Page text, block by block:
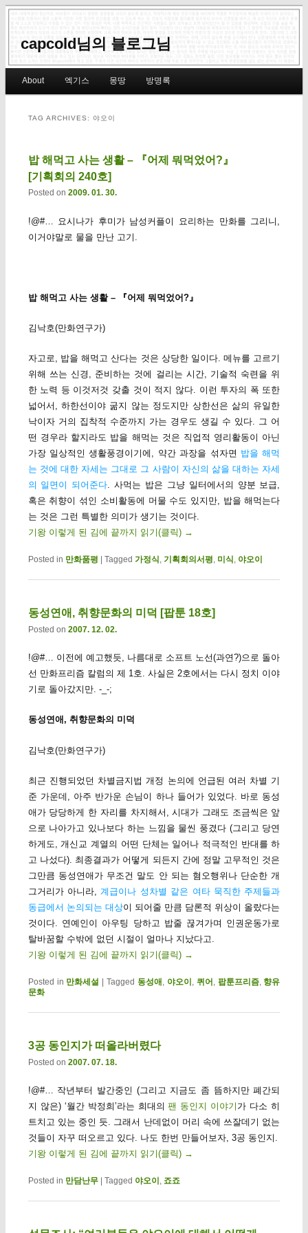
capcold님의 블로그님
Skip to primary content
Skip to secondary content
About 엑기스 몽땅 방명록
TAG ARCHIVES: 야오이
밥 해먹고 사는 생활 – 『어제 뭐먹었어?』
[기획회의 240호]
Posted on 2009. 01. 30.
!@#… 요시나가 후미가 남성커플이 요리하는 만화를 그리니,
이거야말로 물을 만난 고기.
밥 해먹고 사는 생활 – 『어제 뭐먹었어?』
김낙호(만화연구가)
자고로, 밥을 해먹고 산다는 것은 상당한 일이다. 메뉴를 고르기
위해 쓰는 신경, 준비하는 것에 걸리는 시간, 기술적 숙련을 위
한 노력 등 이것저것 갖출 것이 적지 않다. 이런 투자의 폭 또한
넓어서, 하한선이야 굶지 않는 정도지만 상한선은 삶의 유일한
낙이자 거의 집착적 수준까지 가는 경우도 생길 수 있다. 그 어
떤 경우라 할지라도 밥을 해먹는 것은 직업적 영리활동이 아닌
가장 일상적인 생활풍경이기에, 약간 과장을 섞자면 밥을 해먹
는 것에 대한 자세는 그대로 그 사람이 자신의 삶을 대하는 자세
의 일면이 되어준다. 사먹는 밥은 그냥 일터에서의 양분 보급,
혹은 취향이 섞인 소비활동에 머물 수도 있지만, 밥을 해먹는다
는 것은 그런 특별한 의미가 생기는 것이다.
기왕 이렇게 된 김에 끝까지 읽기(클릭) →
Posted in 만화품평 Tagged 가정식, 기획회의서평, 미식, 야오이
동성연애, 취향문화의 미덕 [팝툰 18호]
Posted on 2007. 12. 02.
!@#… 이전에 예고했듯, 나름대로 소프트 노선(과연?)으로 돌아
선 만화프리즘 칼럼의 제 1호. 사실은 2호에서는 다시 정치 이야
기로 돌아갔지만. -_-;
동성연애, 취향문화의 미덕
김낙호(만화연구가)
최근 진행되었던 차별금지법 개정 논의에 언급된 여러 차별 기
준 가운데, 아주 반가운 손님이 하나 들어가 있었다. 바로 동성
애가 당당하게 한 자리를 차지해서, 시대가 그래도 조금씩은 앞
으로 나아가고 있나보다 하는 느낌을 물씬 풍겼다 (그리고 당연
하게도, 개신교 계열의 어떤 단체는 일어나 적극적인 반대를 하
고 나섰다). 최종결과가 어떻게 되든지 간에 정말 고무적인 것은
그만큼 동성연애가 무조건 말도 안 되는 혐오행위나 단순한 개
그거리가 아니라, 계급이나 성차별 같은 여타 묵직한 주제들과
동급에서 논의되는 대상이 되어줄 만큼 담론적 위상이 올랐다는
것이다. 연예인이 아우팅 당하고 밥줄 끊겨가며 인권운동가로
탈바꿈할 수밖에 없던 시절이 얼마나 지났다고.
기왕 이렇게 된 김에 끝까지 읽기(클릭) →
Posted in 만화세설 |Tagged 동성애, 야오이, 퀴어, 팝툰프리즘, 향유
문화
3공 동인지가 떠올라버렸다
Posted on 2007. 07. 18.
!@#… 작년부터 발간중인 (그리고 지금도 좀 뜸하지만 폐간되
지 않은) ‘월간 박정희’라는 희대의팬 동인지 이야기 가 다소 히
트치고 있는 중인 듯. 그래서 난데없이 머리 속에 쓰잘데기 없는
것들이 자꾸 떠오르고 있다. 나도 한번 만들어보자, 3공 동인지.
기왕 이렇게 된 김에 끝까지 읽기(클릭) →
Posted in 만담난무 Tagged 야오이 , 죠죠